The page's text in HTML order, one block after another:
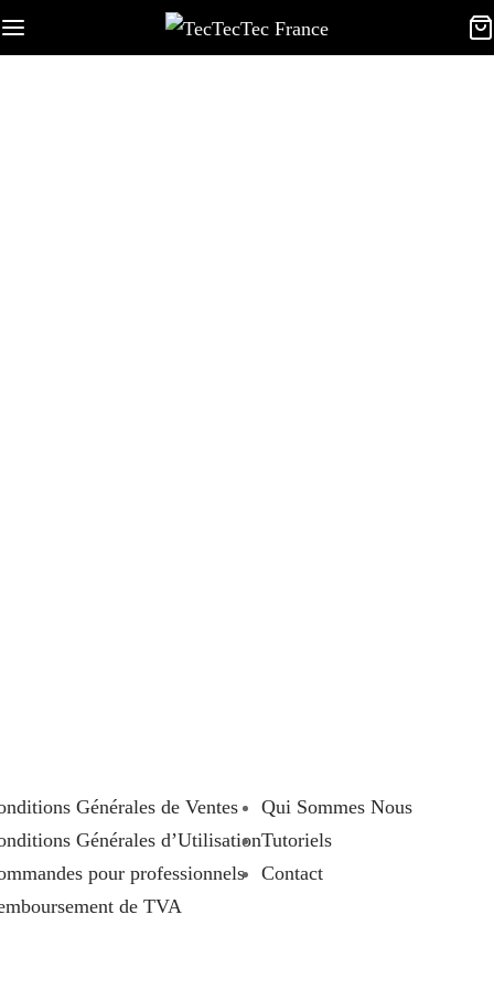
Générales de Ventes
Générales d’Utilisation
pour professionnels
de TVA
Qui Sommes Nous
Tutoriels
Contact